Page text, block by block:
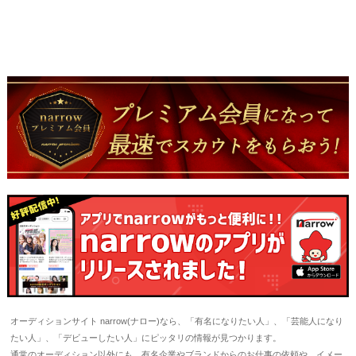
オーディションサイト narrow(ナロー)なら、「有名になりたい人」、「芸能人になり
たい人」、「デビューしたい人」にピッタリの情報が見つかります。